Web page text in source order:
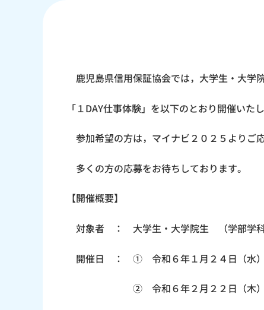
鹿児島県信用保証協会では，大学生・大学
「１DAY仕事体験」を以下のとおり開催いたし
参加希望の方は，マイナビ２０２５よりご
多くの方の応募をお待ちしております。
【開催概要】
対象者 ： 大学生・大学院生 （学部学科
開催日 ： ① 令和６年１月２４日（水）
② 令和６年２月２２日（木）